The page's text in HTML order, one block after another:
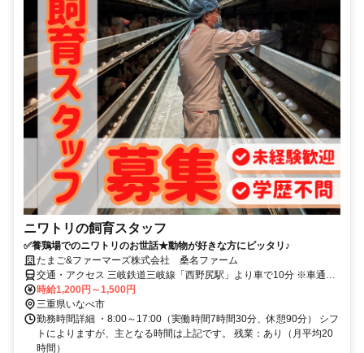
ニワトリの飼育スタッフ
✅養鶏場でのニワトリのお世話★動物が好きな方にピッタリ♪
たまご&ファーマーズ株式会社 桑名ファーム
交通・アクセス 三岐鉄道三岐線「西野尻駅」より車で10分 ※車通勤
OK
時給1,200円～1,500円
三重県いなべ市
勤務時間詳細 ・8:00～17:00（実働時間7時間30分、休憩90分） シフ
トによりますが、主となる時間は上記です。 残業：あり（月平均20
時間）